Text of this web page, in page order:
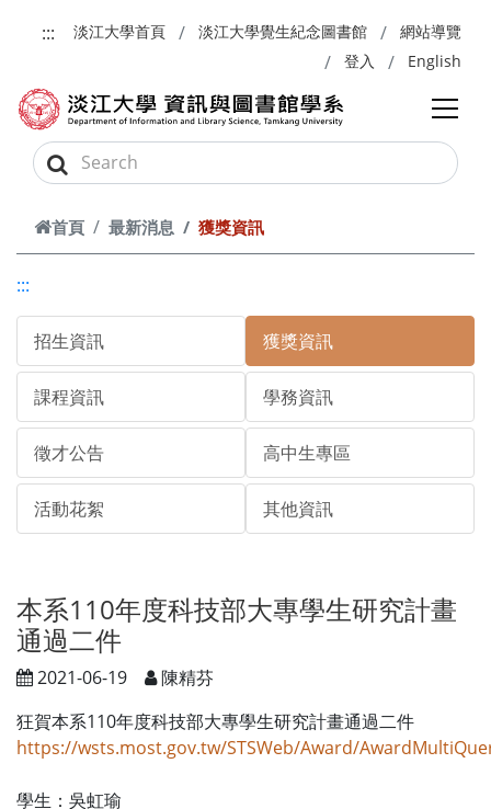
:::
淡江大學首頁 淡江大學覺生紀念圖書館
網站導覽
登入
English
首頁 最新消息 獲獎資訊
:::
招生資訊 獲獎資訊
課程資訊 學務資訊
徵才公告 高中生專區
活動花絮 其他資訊
本系110年度科技部大專學生研究計畫
通過二件
2021-06-19
陳精芬
狂賀本系110年度科技部大專學生研究計畫通過二件
https://wsts.most.gov.tw/STSWeb/Award/
學生：吳虹瑜